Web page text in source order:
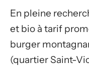
En pleine
et bio à tarif
burger
(quartier Saint-